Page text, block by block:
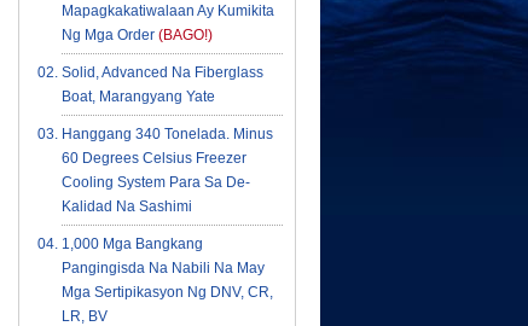
Mapagkakatiwalaan Ay Kumikita
Ng Mga Order (BAGO!)
Solid, Advanced Na Fiberglass
Boat, Marangyang Yate
Hanggang 340 Tonelada. Minus
60 Degrees Celsius Freezer
Cooling System Para Sa De-
Kalidad Na Sashimi
1,000 Mga Bangkang
Pangingisda Na Nabili Na May
Mga Sertipikasyon Ng DNV, CR,
LR, BV